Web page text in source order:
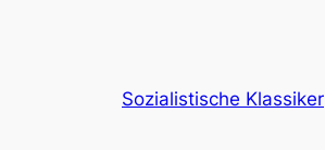
Sozialistische Klassiker